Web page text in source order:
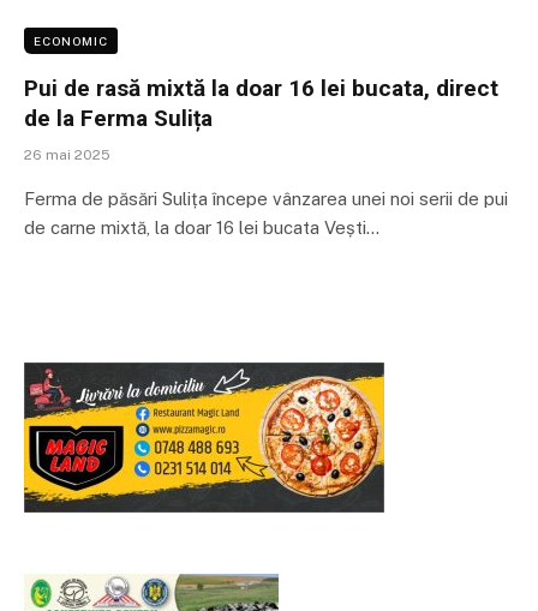
ECONOMIC
Pui de rasă mixtă la doar 16 lei bucata, direct
de la Ferma Sulița
26 mai 2025
Ferma de păsări Sulița începe vânzarea unei noi serii de pui
de carne mixtă, la doar 16 lei bucata Vești…